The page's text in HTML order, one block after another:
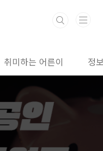
취미하는 어른이 정